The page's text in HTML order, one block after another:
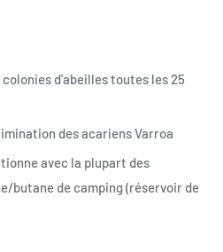
colonies d'abeilles toutes les 25
des acariens Varroa
avec la plupart des
butane de camping (réservoir de